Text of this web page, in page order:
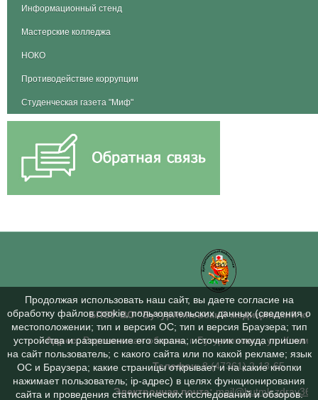
Информационный стенд
Мастерские колледжа
НОКО
Противодействие коррупции
Студенческая газета "Миф"
БПОУ ВО "Бутурлиновский медицинский
Адрес:Воронежская область, г. Бутурлиновка, ул.
Телефон: 8 (47361) 2-13-65
Электронная почта:
Продолжая использовать наш сайт, вы даете согласие на
обработку файлов cookie, пользовательских данных (сведения о
местоположении; тип и версия ОС; тип и версия Браузера; тип
устройства и разрешение его экрана; источник откуда пришел
на сайт пользователь; с какого сайта или по какой рекламе; язык
ОС и Браузера; какие страницы открывает и на какие кнопки
нажимает пользователь; ip-адрес) в целях функционирования
сайта и проведения статистических исследований и обзоров.